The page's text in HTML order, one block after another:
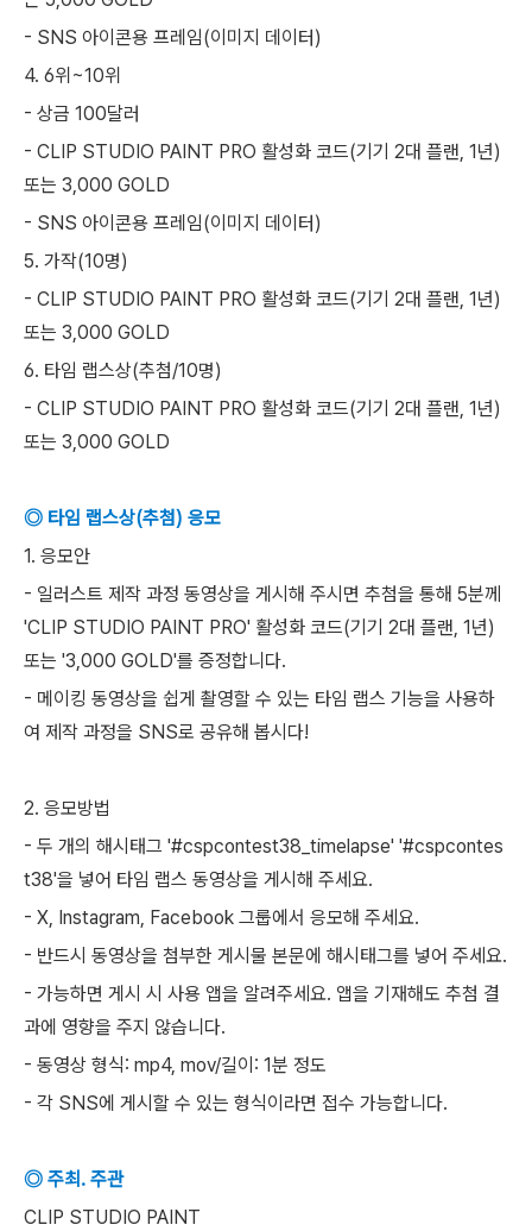
- SNS 아이콘용 프레임(이미지 데이터)
4. 6위~10위
- 상금 100달러
- CLIP STUDIO PAINT PRO 활성화 코드(기기 2대 플랜, 1년)
또는 3,000 GOLD
- SNS 아이콘용 프레임(이미지 데이터)
5. 가작(10명)
- CLIP STUDIO PAINT PRO 활성화 코드(기기 2대 플랜, 1년)
또는 3,000 GOLD
6. 타임 랩스상(추첨/10명)
- CLIP STUDIO PAINT PRO 활성화 코드(기기 2대 플랜, 1년)
또는 3,000 GOLD
◎ 타임 랩스상(추첨) 응모
1. 응모안
- 일러스트 제작 과정 동영상을 게시해 주시면 추첨을 통해 5분께
'CLIP STUDIO PAINT PRO' 활성화 코드(기기 2대 플랜, 1년)
또는 '3,000 GOLD'를 증정합니다.
- 메이킹 동영상을 쉽게 촬영할 수 있는 타임 랩스 기능을 사용하
여 제작 과정을 SNS로 공유해 봅시다!
2. 응모방법
- 두 개의 해시태그 '#cspcontest38_timelapse' '#cspcontes
t38'을 넣어 타임 랩스 동영상을 게시해 주세요.
- X, Instagram, Facebook 그룹에서 응모해 주세요.
- 반드시 동영상을 첨부한 게시물 본문에 해시태그를 넣어 주세요.
- 가능하면 게시 시 사용 앱을 알려주세요. 앱을 기재해도 추첨 결
과에 영향을 주지 않습니다.
- 동영상 형식: mp4, mov/길이: 1분 정도
- 각 SNS에 게시할 수 있는 형식이라면 접수 가능합니다.
◎ 주최. 주관
CLIP STUDIO PAINT